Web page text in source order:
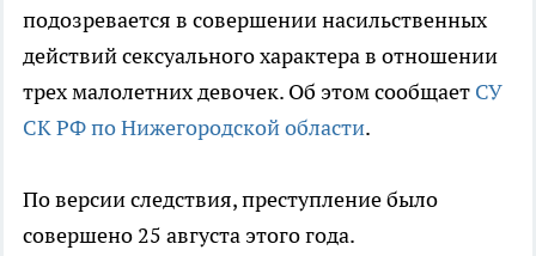
подозревается в совершении насильственных
действий сексуального характера в отношении
трех малолетних девочек. Об этом сообщает СУ
СК РФ по Нижегородской области.
По версии следствия, преступление было
совершено 25 августа этого года.